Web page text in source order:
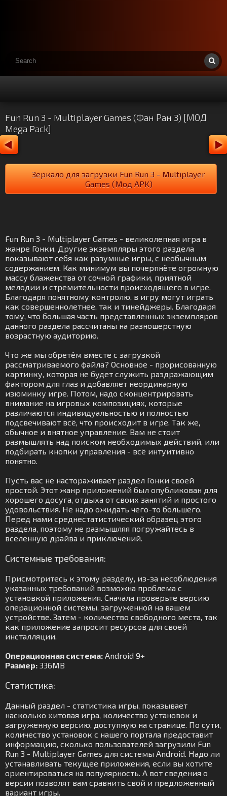
Fun Run 3 - Multiplayer Games (Фан Ран 3) [МОД
Mega Pack]
Зеркало для загрузки Fun Run 3 - Multiplayer
Games (Мод APK)
Fun Run 3 - Multiplayer Games - великолепная игра в
жанре Гонки. Другие экземпляры этого раздела
показывают себя как разумные игры, с необычным
содержанием. Как минимум вы почерпнёте огромную
массу блаженства от сочной графики, приятной
мелодии и стремительности происходящего в игре.
Благодаря понятному контролю, в игру могут играть
как совершеннолетнее, так и тинейджеры. Благодаря
тому, что большая часть представленных экземпляров
данного раздела рассчитаны на разношерстную
возрастную аудиторию.
Что же мы обретём вместе с загрузкой
рассматриваемого файла? Основное - прорисованную
картинку, которая не будет служить раздражающим
фактором для глаз и добавляет неординарную
изюминку игре. Потом, надо сконцентрировать
внимание на игровых композициях, которые
различаются индивидуальностью и полностью
подсвечивают всё, что происходит в игре. Так же,
обычное и внятное управление. Вам не стоит
размышлять над поиском необходимых действий, или
подбирать кнопки управления - всё интуитивно
понятно.
Пусть вас не настораживает раздел Гонки своей
простой. Этот жанр приложений был опубликован для
хорошего досуга, отдыха от своих занятий и простого
удовольствия. Не надо ожидать чего-то большего.
Перед нами среднестатистический образец этого
раздела, поэтому не размышляя погружайтесь в
вселенную драйва и приключений.
Системные требования:
Присмотритесь к этому разделу, из-за несоблюдения
указанных требований возможна проблема с
установкой приложения. Сначала проверьте версию
операционной системы, загруженной на вашем
устройстве. Затем - количество свободного места, так
как приложение запросит ресурсов для своей
инсталляции.
Операционная система: Android 9+
Размер: 336MB
Статистика:
Данный раздел - статистика игры, показывает
насколько хитовая игра, количество установок и
загруженную версию, доступную на странице. По сути,
количество установок с нашего портала предоставит
информацию, сколько пользователей загрузили Fun
Run 3 - Multiplayer Games для системы Android. Надо ли
устанавливать текущее приложения, если вы хотите
ориентироваться на популярность. А вот сведения о
версии позволят вам сравнить свой и предложенный
вариант игры.